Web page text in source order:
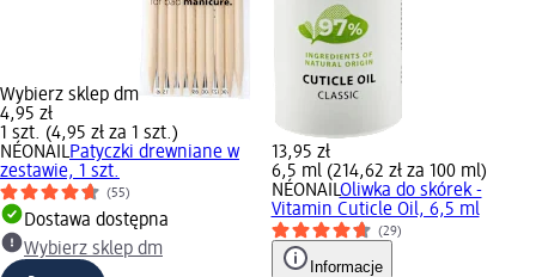
Wybierz sklep dm
4,95 zł
1 szt. (4,95 zł za 1 szt.)
NÉONAILPatyczki drewniane w
zestawie, 1 szt.
(55)
Dostawa dostępna
Wybierz sklep dm
13,95 zł
6,5 ml (214,62 zł za 100 ml)
NÉONAILOliwka do skórek -
Vitamin Cuticle Oil, 6,5 ml
(29)
Informacje